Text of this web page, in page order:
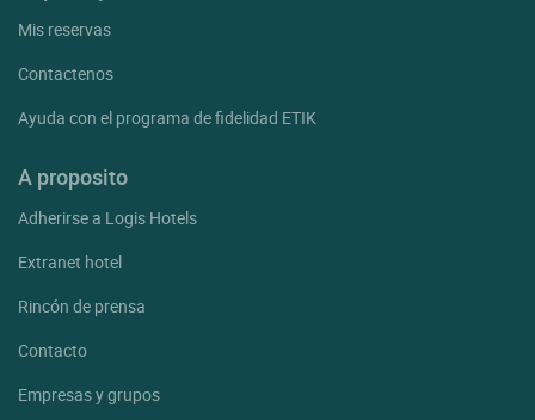
Mis reservas
Contactenos
Ayuda con el programa de fidelidad ETIK
A proposito
Adherirse a Logis Hotels
Extranet hotel
Rincón de prensa
Contacto
Empresas y grupos